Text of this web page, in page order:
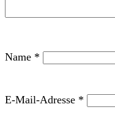
Name *
E-Mail-Adresse *